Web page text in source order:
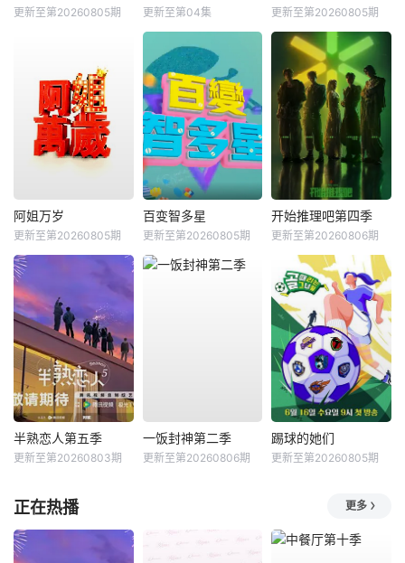
更新至第20260805期 更新至第04集 更新至第20260805期
阿姐万岁
更新至第20260805期
百变智多星
更新至第20260805期
开始推理吧第四季
更新至第20260806期
半熟恋人第五季
更新至第20260803期
一饭封神第二季
更新至第20260806期
踢球的她们
更新至第20260805期
正在热播 更多